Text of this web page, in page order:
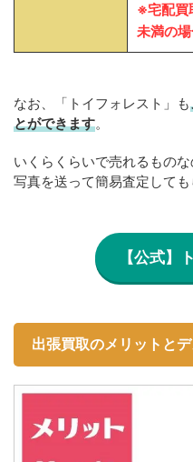
※宅配買
未満の
なお、「トイフォレスト」も
とができます。
いくらくらいで売れるもの
写真を送って簡易査定しても
【公式】
出張買取のメリットと